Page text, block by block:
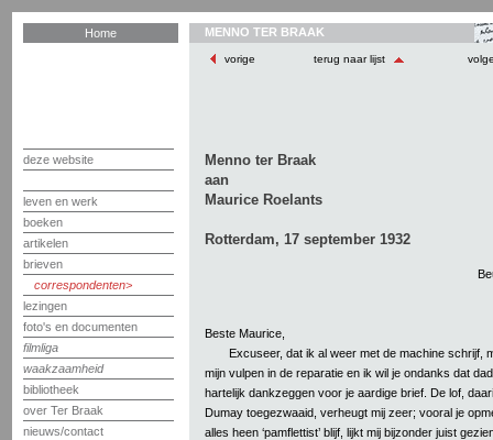
Home
deze website
leven en werk
boeken
artikelen
brieven
correspondenten
lezingen
foto's en documenten
filmliga
waakzaamheid
bibliotheek
over Ter Braak
nieuws/contact
MENNO TER BRAAK
vorige terug naar lijst
Menno ter Braak
aan
Maurice Roelants
Rotterdam, 17 september 1932
Beste Maurice,
Excuseer, dat ik al weer met de machine schrijf,
mijn vulpen in de reparatie en ik wil je ondanks dat
hartelijk dankzeggen voor je aardige brief. De lof,
Dumay toegezwaaid, verheugt mij zeer; vooral je
alles heen ‘pamflettist’ blijf, lijkt mij bijzonder juist